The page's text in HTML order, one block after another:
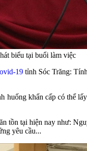
biểu tại buổi làm việc
19tỉnh Sóc Trăng:
huống khẩn cấp có thể
tồn tại hiện nay như:
yêu cầu...